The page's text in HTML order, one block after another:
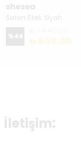
shesea
Saten Etek Siyah
%44 ₺ 800.00
İletişim: